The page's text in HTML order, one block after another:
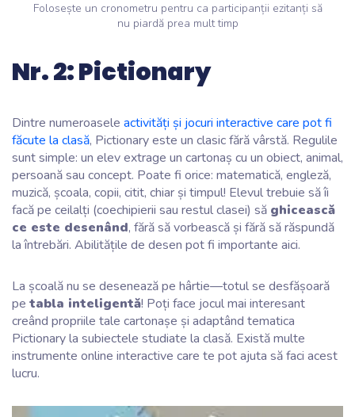
Folosește un cronometru pentru ca participanții ezitanți să
nu piardă prea mult timp
Nr. 2: Pictionary
Dintre numeroasele activități și jocuri interactive care pot fi
făcute la clasă, Pictionary este un clasic fără vârstă. Regulile
sunt simple: un elev extrage un cartonaș cu un obiect, animal,
persoană sau concept. Poate fi orice: matematică, engleză,
muzică, școala, copii, citit, chiar și timpul! Elevul trebuie să îi
facă pe ceilalți (coechipierii sau restul clasei) să ghicească
ce este desenând, fără să vorbească și fără să răspundă
la întrebări. Abilitățile de desen pot fi importante aici.
La școală nu se desenează pe hârtie—totul se desfășoară
pe tabla inteligentă! Poți face jocul mai interesant
creând propriile tale cartonașe și adaptând tematica
Pictionary la subiectele studiate la clasă. Există multe
instrumente online interactive care te pot ajuta să faci acest
lucru.